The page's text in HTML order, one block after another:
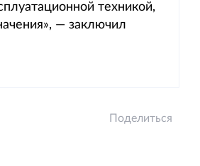
техникой,
— заключил
Поделиться